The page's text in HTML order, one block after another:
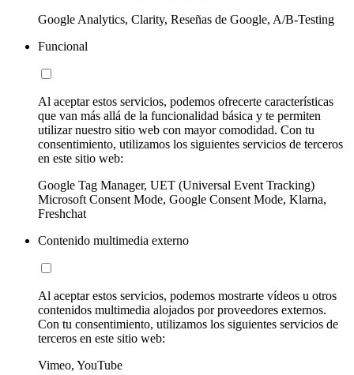
Google Analytics, Clarity, Reseñas de Google, A/B-Testing
Funcional
Al aceptar estos servicios, podemos ofrecerte características
que van más allá de la funcionalidad básica y te permiten
utilizar nuestro sitio web con mayor comodidad. Con tu
consentimiento, utilizamos los siguientes servicios de terceros
en este sitio web:
Google Tag Manager, UET (Universal Event Tracking)
Microsoft Consent Mode, Google Consent Mode, Klarna,
Freshchat
Contenido multimedia externo
Al aceptar estos servicios, podemos mostrarte vídeos u otros
contenidos multimedia alojados por proveedores externos.
Con tu consentimiento, utilizamos los siguientes servicios de
terceros en este sitio web:
Vimeo, YouTube